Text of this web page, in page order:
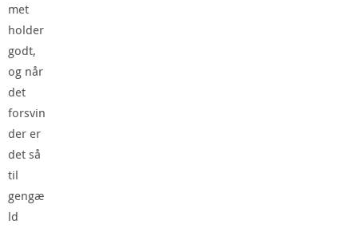
met
holder
godt,
og når
det
forsvin
der er
det så
til
gengæ
ld